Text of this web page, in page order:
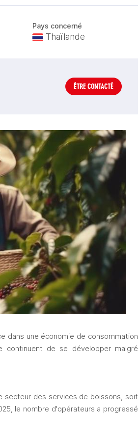
Pays concerné
Thaïlande
ÊTRE CONTACTÉ
dans une économie de consommation
de se développer malgré
secteur des services de boissons, soit
le nombre d'opérateurs a progressé